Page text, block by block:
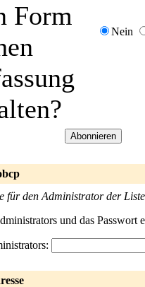
Form
Nein
für den Administrator der
und das